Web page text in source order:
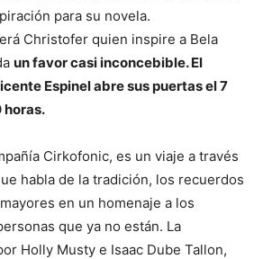
para su novela.
Christofer quien inspire a Bela
un favor casi inconcebible. El
Espinel abre sus puertas el 7
horas.
Cirkofonic, es un viaje a través
habla de la tradición, los recuerdos
en un homenaje a los
que ya no están. La
Holly Musty e Isaac Dube Tallon,